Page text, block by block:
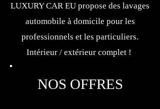
LUXURY CAR EU propose des lavages
automobile à domicile pour les
professionnels et les particuliers.
Intérieur / extérieur complet !
NOS OFFRES